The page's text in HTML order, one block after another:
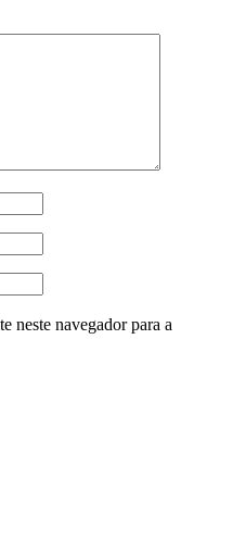
neste navegador para a